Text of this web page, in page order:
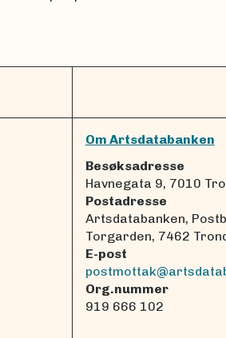
Om Artsdatabanken
Besøksadresse
Havnegata 9, 7010
Postadresse
Artsdatabanken,
Torgarden, 7462
E-post
Org.nummer
919 666 102